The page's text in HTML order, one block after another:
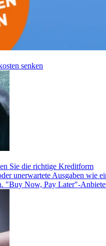
senken
Sie die richtige Kreditform
unerwartete Ausgaben wie
"Buy Now, Pay Later"-